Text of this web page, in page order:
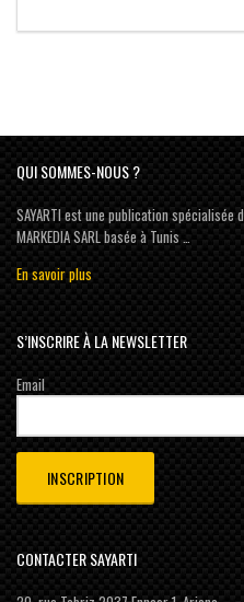
QUI SOMMES-NOUS ?
SAYARTI est une publication
MARKEDIA SARL basée à Tunis …
En savoir plus
S’INSCRIRE À LA NEWSLETTER
Email
CONTACTER SAYARTI